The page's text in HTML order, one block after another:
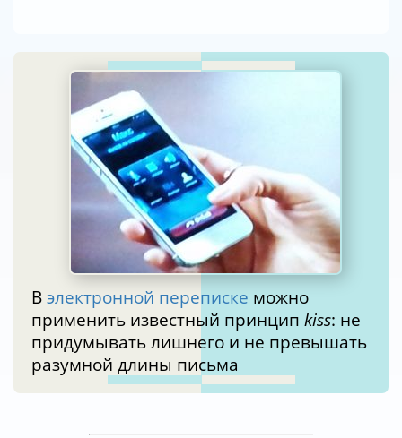
В электронной переписке можно
применить известный принцип kiss: не
придумывать лишнего и не превышать
разумной длины письма